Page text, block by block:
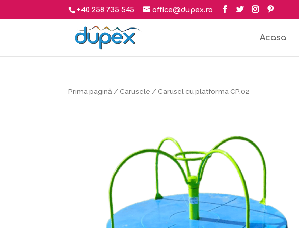
+40 258 735 545 office@dupex.ro
Acasa
Prima pagină /Carusele / Carusel cu platforma CP.02